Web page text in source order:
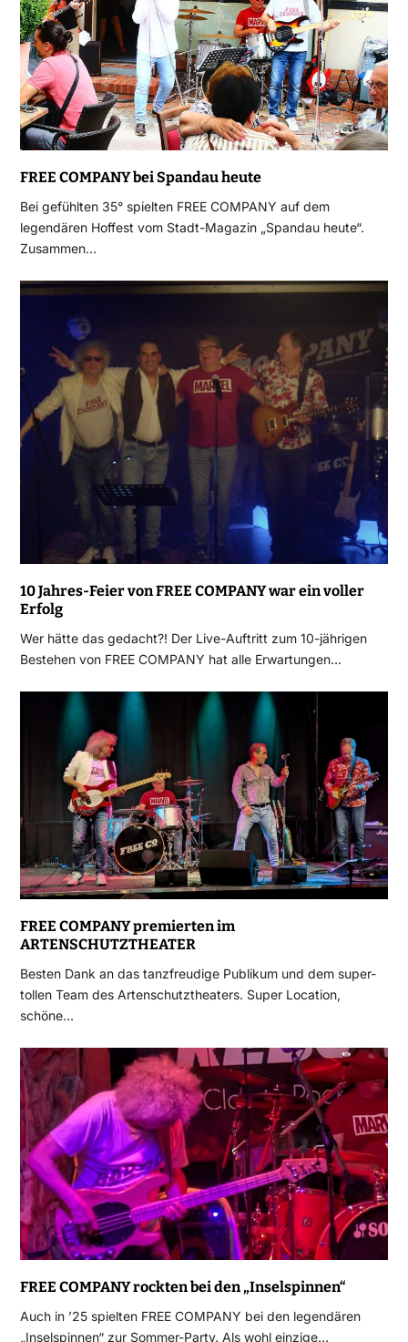
FREE COMPANY bei Spandau heute
Bei gefühlten 35° spielten FREE COMPANY auf dem
legendären Hoffest vom Stadt-Magazin „Spandau heute“.
Zusammen…
10 Jahres-Feier von FREE COMPANY war ein voller
Erfolg
Wer hätte das gedacht?! Der Live-Auftritt zum 10-jährigen
Bestehen von FREE COMPANY hat alle Erwartungen…
FREE COMPANY premierten im
ARTENSCHUTZTHEATER
Besten Dank an das tanzfreudige Publikum und dem super-
tollen Team des Artenschutztheaters. Super Location,
schöne…
FREE COMPANY rockten bei den „Inselspinnen“
Auch in ’25 spielten FREE COMPANY bei den legendären
„Inselspinnen“ zur Sommer-Party. Als wohl einzige…